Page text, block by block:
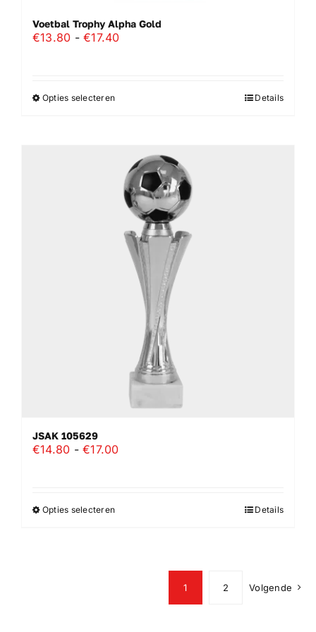
Voetbal Trophy Alpha Gold
€13.80 - €17.40Prijsklasse:
Opties selecterenDit
meerdere
variaties.
Deze
optie
kan
gekozen
worden
productpagina
Details
JSAK 105629
€14.80 - €17.00Prijsklasse:
Opties selecterenDit
Details
1 2 Volgende